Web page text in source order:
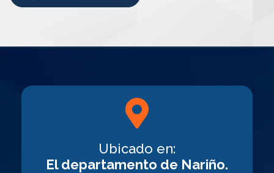
Ubicado en:
El departamento de Nariño.